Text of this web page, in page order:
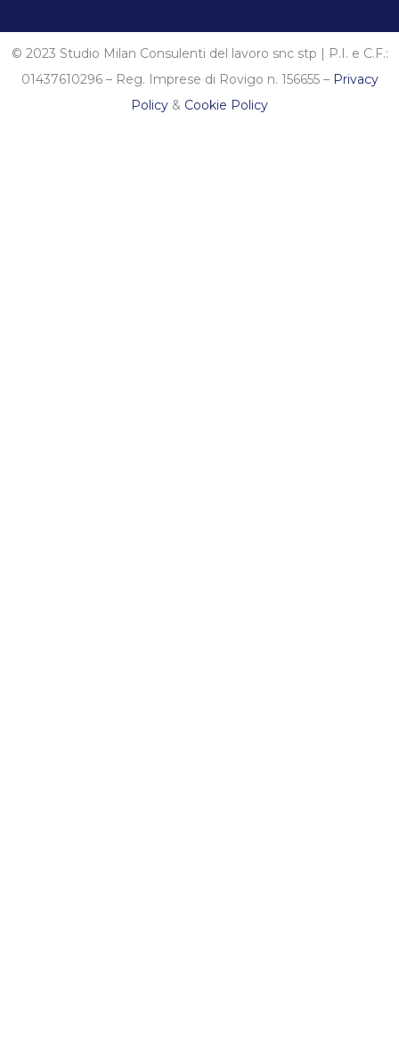
© 2023 Studio Milan Consulenti del lavoro snc stp | P.I. e C.F.:
01437610296 – Reg. Imprese di Rovigo n. 156655 – Privacy
Policy & Cookie Policy